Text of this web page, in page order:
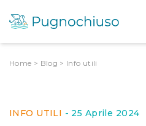
Home > Blog > Info utili
INFO UTILI - 25 Aprile 2024